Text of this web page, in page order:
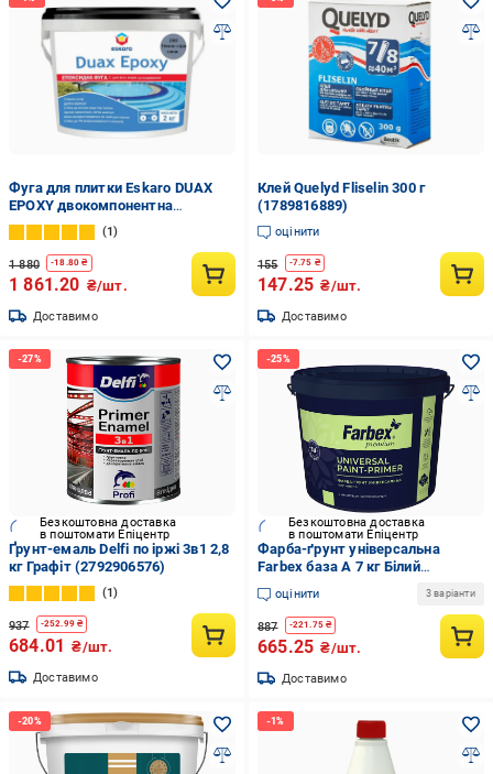
Фуга для плитки Eskaro DUAX
EPOXY двокомпонентна
епоксидна №288 2 кг Темно-
сіро-синій (2602638913)
1
1 880 -18.80 ₴
1 861.20 ₴/шт.
Доставимо
Клей Quelyd Fliselin 300 г
(1789816889)
оцінити
155 -7.75 ₴
147.25 ₴/шт.
Доставимо
Безкоштовна доставка
в поштомати Епіцентр
Ґрунт-емаль Delfi по іржі 3в1 2,8
кг Графіт (2792906576)
1
937 -252.99 ₴
684.01 ₴/шт.
Доставимо
Безкоштовна доставка
в поштомати Епіцентр
Фарба-ґрунт універсальна
Farbex база А 7 кг Білий
(2792906341)
оцінити 3 варіанти
887 -221.75₴
665.25 ₴/шт.
Доставимо